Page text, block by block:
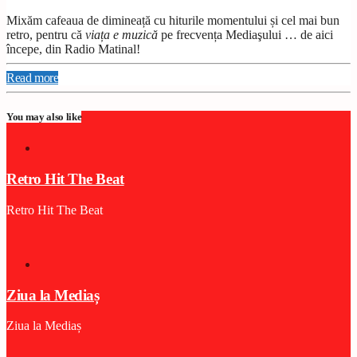
Mixăm cafeaua de dimineață cu hiturile momentului și cel mai bun
retro, pentru că viața e muzică pe frecvența Mediaşului … de aici
începe, din Radio Matinal!
Read more
You may also like
Retro Hit The Beat
Retro Hit The Beat
Ziua la Mediaș
Ziua la Mediaș